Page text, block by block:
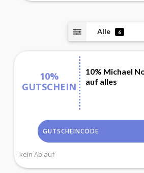
Alle 6
10%
GUTSCHEIN
10% Michael
auf alles
GUTSCHEINCODE
kein Ablauf